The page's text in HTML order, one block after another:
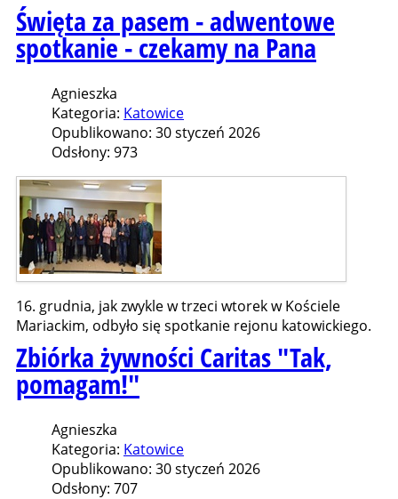
Święta za pasem - adwentowe
spotkanie - czekamy na Pana
Agnieszka
Kategoria: Katowice
Opublikowano: 30 styczeń 2026
Odsłony: 973
16. grudnia, jak zwykle w trzeci wtorek w Kościele
Mariackim, odbyło się spotkanie rejonu katowickiego.
Zbiórka żywności Caritas "Tak,
pomagam!"
Agnieszka
Kategoria: Katowice
Opublikowano: 30 styczeń 2026
Odsłony: 707